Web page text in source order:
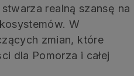
realną szansę na
W
zmian, które
dla Pomorza i całej